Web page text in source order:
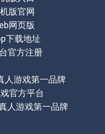
版官网
网页版
下载地址
官方注册
人游戏第一品牌
官方平台
人游戏第一品牌